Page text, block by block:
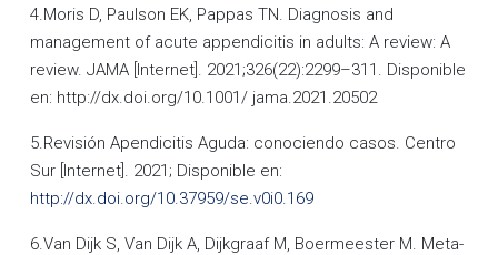
4.Moris D, Paulson EK, Pappas TN. Diagnosis and
management of acute appendicitis in adults: A review: A
review. JAMA [Internet]. 2021;326(22):2299–311. Disponible
en: http://dx.doi.org/10.1001/ jama.2021.20502
5.Revisión Apendicitis Aguda: conociendo casos. Centro
Sur [Internet]. 2021; Disponible en:
http://dx.doi.org/10.37959/se.v0i0.169
6.Van Dijk S, Van Dijk A, Dijkgraaf M, Boermeester M. Meta-